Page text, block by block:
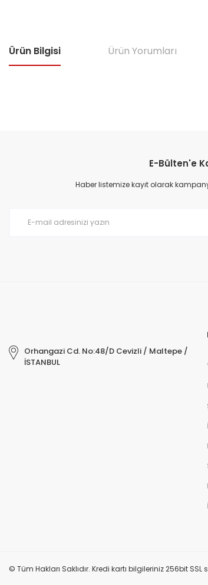
Ürün Bilgisi Ürün Yorumları
Ürün resmi kalitesiz, bozuk veya görüntülenemiyor.
Ürün açıklamasında eksik bilgiler bulunuyor.
E-Bülten'e
Haber listemize kayıt olarak
Orhangazi Cd. No:48/D Cevizli / Maltepe /
İSTANBUL
© Tüm Hakları Saklıdır. Kredi kartı bilgileriniz 256bit SSL